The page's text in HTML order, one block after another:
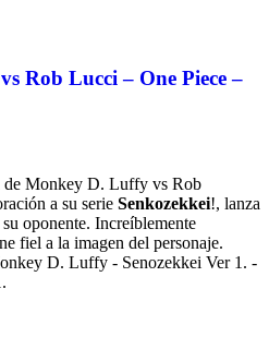
Rob Lucci – One Piece –
de Monkey D. Luffy vs Rob
a su serie Senkozekkei!, lanza
oponente. Increíblemente
fiel a la imagen del personaje.
D. Luffy - Senozekkei Ver 1. -